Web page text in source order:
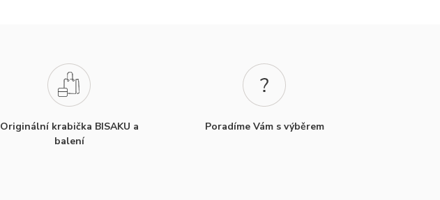
Originální krabička BISAKU a
balení
Poradíme Vám s výběrem